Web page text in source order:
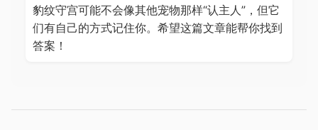
豹纹守宫可能不会像其他宠物那样“认主人”，但它
们有自己的方式记住你。希望这篇文章能帮你找到
答案！